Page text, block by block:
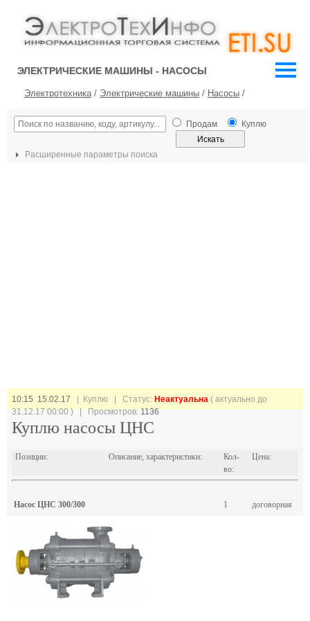
ЭЛЕКТРИЧЕСКИЕ МАШИНЫ - НАСОСЫ
Электротехника/ Электрические машины / Насосы /
Продам Куплю
Расширенные параметры поиска
10:15 15.02.17 | Куплю | Статус: Неактуальна ( актуально до
31.12.17 00:00 ) | Просмотров:1136
Куплю насосы ЦНС
Позиции: Описание, характеристики:
Кол-
во:
Цена:
Насос ЦНС 300/300 1 договорная